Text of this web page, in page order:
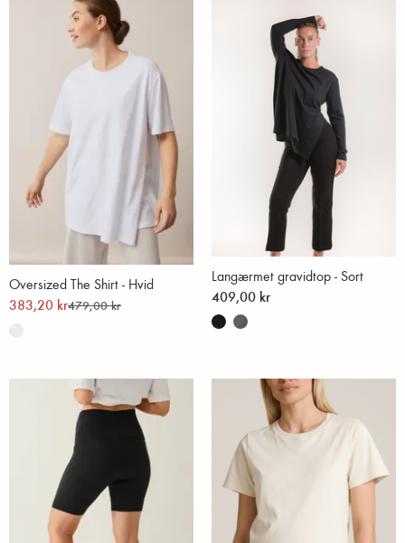
Oversized The Shirt - Hvid
383,20 kr479,00 kr
Langærmet gravidtop - Sort
409,00 kr